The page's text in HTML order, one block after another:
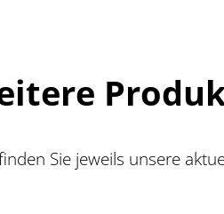
Sie jeweils unsere